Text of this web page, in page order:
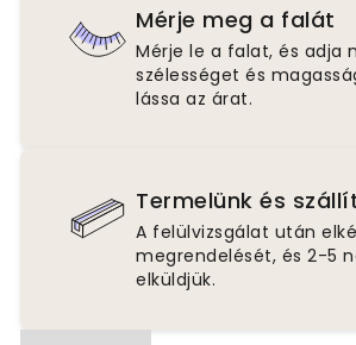
Mérje meg a falát
Mérje le a falat, és adja
szélességet és
lássa az árat.
Termelünk és
A felülvizsgálat után
megrendelését, és 2-5
elküldjük.